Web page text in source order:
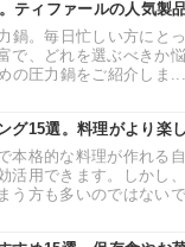
ティファールの人気製
鍋。毎日忙しい方にと
で、どれを選ぶべきか
の圧力鍋をご紹介しま...
グ15選。料理がより楽
本格的な料理が作れる
活用できます。しかし
う方も多いのではないで